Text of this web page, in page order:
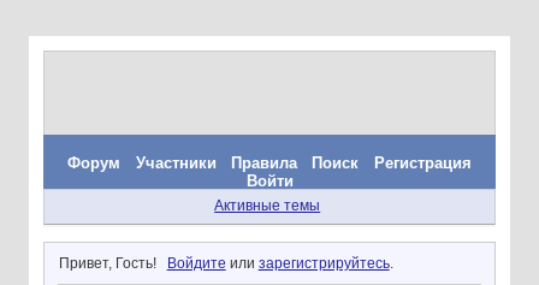
Форум Участники Правила Поиск
Регистрация
Войти
Активные темы
Привет, Гость! Войдите или зарегистрируйтесь.